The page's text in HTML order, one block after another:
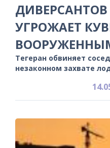
УГРОЖАЕТ
Тегеран обвиняет
незаконном захвате